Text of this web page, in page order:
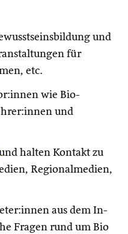
und
für
etc.
wie Bio-
und
halten Kontakt zu
Regionalmedien,
aus dem In-
Fragen rund um Bio